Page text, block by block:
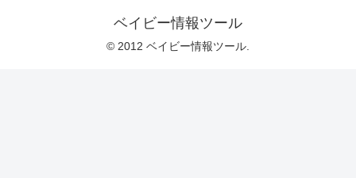
ベイビー情報ツール
© 2012 ベイビー情報ツール.